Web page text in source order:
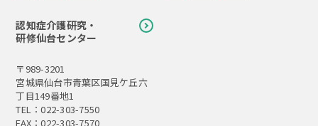
認知症介護研究・
研修仙台センター
〒989-3201
宮城県仙台市青葉区国見ケ丘六
丁目149番地1
TEL：022-303-7550
FAX：022-303-7570